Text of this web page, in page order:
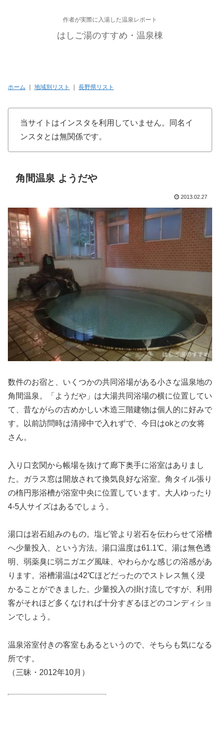
作者が実際に入湯した温泉レポート
はしご湯のすすめ・温泉棟
ホーム 地域別リスト 長野県リスト
当サイトはインスタを利用していません。同名イ
ンスタとは無関係です。
角間温泉 ようだや
2013.02.27
数件のお宿と、いくつかの共同浴場がある小さな温泉地の
角間温泉。「ようだや」は大湯共同浴場の横に位置してい
て、昔ながらの古めかしい木造三階建物は個人的に好みで
す。以前訪問時は清掃中で入れずで、今日はokとの女将
さん。
入り口玄関から帳場を抜けて廊下奥手に浴室はありまし
た。ガラス窓は開放されて換気良好な浴室。角タイル張り
の楕円形浴槽が浴室中央に位置しています。大人ゆったり
4-5人サイズはあるでしょう。
湯口は岩石組みのもの。塩ビ管より岩石を伝わらせて浴槽
へ少量投入、という方法。湯口温度は61.1℃。湯は無色透
明、弱薬臭に弱ニガエグ風味、やわらかな感じの浴感があ
ります。浴槽湯温は42℃ほどだったのでストレス無く浸
かることができました。少量投入の掛け流しですが、利用
客がそれほど多くなければ十分すぎるほどのコンディショ
ンでしょう。
温泉浴室付きの客室もあるというので、そちらも気になる
所です。
（三昧・2012年10月）